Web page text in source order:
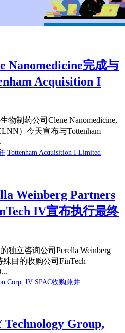
Nanomedicine完成与
Acquisition I
物制药公司Clene Nanomedicine,
）今天宣布与Tottenham
Tottenham Acquisition I Limited
Weinberg Partners
IV宣布执行最终
独立咨询公司Perella Weinberg
殊目的收购公司FinTech
Corp. IV SPAC收购兼并
Group,